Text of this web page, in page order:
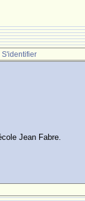
S'identifier
Jean Fabre.